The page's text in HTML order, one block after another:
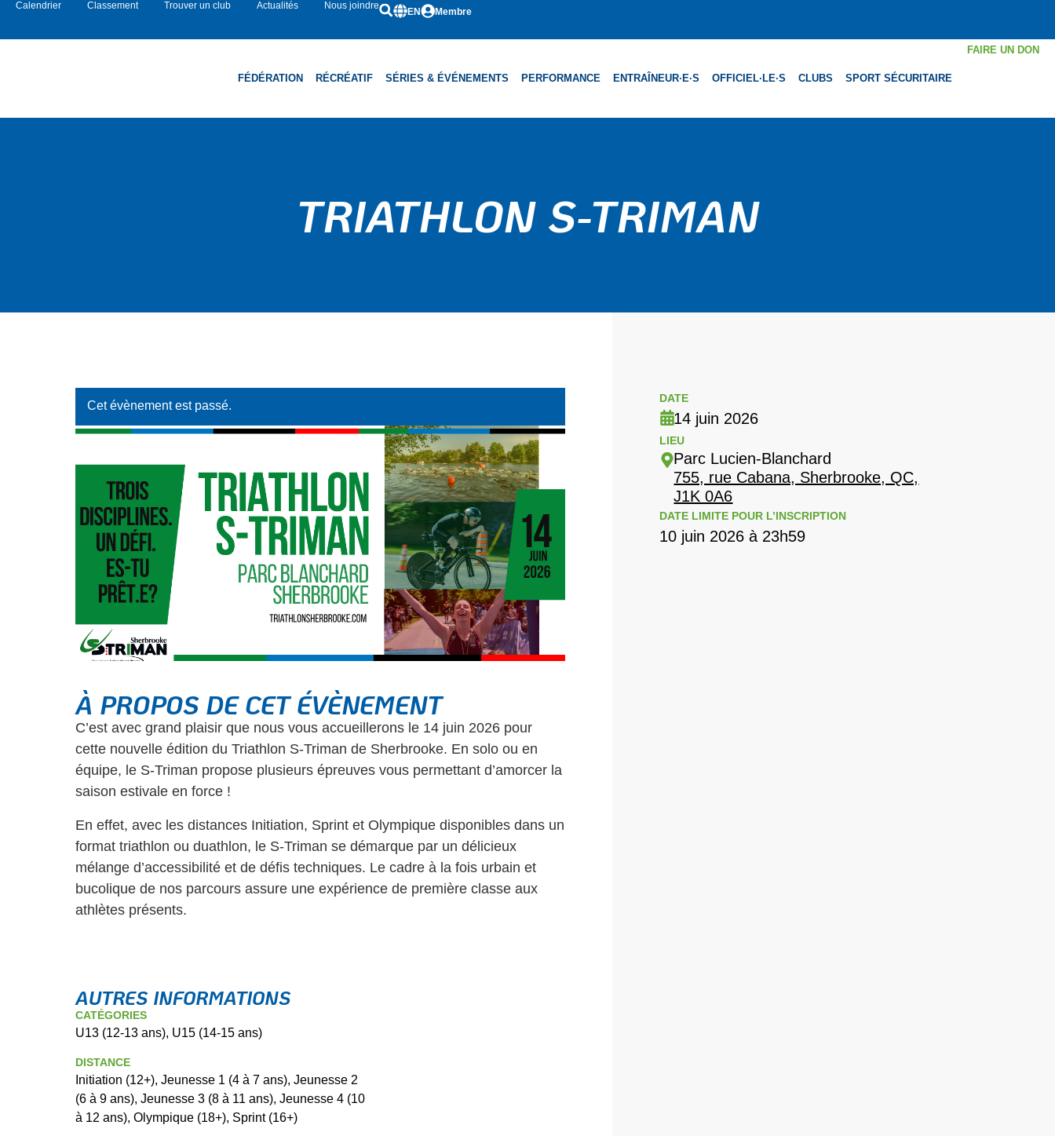
Calendrier Classement Trouver un club Actualités Nous joindre
EN Membre
FÉDÉRATION RÉCRÉATIF SÉRIES & ÉVÉNEMENTS PERFORMANCE ENTRAÎNEUR·E·S OFFICIEL·LE·S CLUBS SPORT SÉCURITAIRE
FAIRE UN DON
TRIATHLON S-TRIMAN
Cet évènement est passé.
À PROPOS DE CET ÉVÈNEMENT
C’est avec grand plaisir que nous vous accueillerons le 14 juin 2026 pour
cette nouvelle édition du Triathlon S-Triman de Sherbrooke. En solo ou en
équipe, le S-Triman propose plusieurs épreuves vous permettant d’amorcer la
saison estivale en force !
En effet, avec les distances Initiation, Sprint et Olympique disponibles dans un
format triathlon ou duathlon, le S-Triman se démarque par un délicieux
mélange d’accessibilité et de défis techniques. Le cadre à la fois urbain et
bucolique de nos parcours assure une expérience de première classe aux
athlètes présents.
AUTRES INFORMATIONS
CATÉGORIES
U13 (12-13 ans), U15 (14-15 ans)
DISTANCE
Initiation (12+), Jeunesse 1 (4 à 7 ans), Jeunesse 2
(6 à 9 ans), Jeunesse 3 (8 à 11 ans), Jeunesse 4 (10
à 12 ans), Olympique (18+), Sprint (16+)
DATE
14 juin 2026
LIEU
Parc Lucien-Blanchard
755, rue Cabana, Sherbrooke, QC,
J1K 0A6
DATE LIMITE POUR L’INSCRIPTION
10 juin 2026 à 23h59